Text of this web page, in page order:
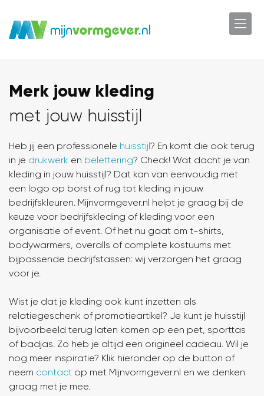
Merk jouw kleding
met jouw huisstijl
Heb jij een professionele huisstijl? En komt die ook terug
in je drukwerk en belettering? Check! Wat dacht je van
kleding in jouw huisstijl? Dat kan van eenvoudig met
een logo op borst of rug tot kleding in jouw
bedrijfskleuren. Mijnvormgever.nl helpt je graag bij de
keuze voor bedrijfskleding of kleding voor een
organisatie of event. Of het nu gaat om t-shirts,
bodywarmers, overalls of complete kostuums met
bijpassende bedrijfstassen: wij verzorgen het graag
voor je.
Wist je dat je kleding ook kunt inzetten als
relatiegeschenk of promotieartikel? Je kunt je huisstijl
bijvoorbeeld terug laten komen op een pet, sporttas
of badjas. Zo heb je altijd een origineel cadeau. Wil je
nog meer inspiratie? Klik hieronder op de button of
neem contact op met Mijnvormgever.nl en we denken
graag met je mee.